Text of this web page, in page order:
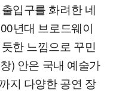
입구를 화려한 네
년대 브로드웨이
한 느낌으로 꾸민
) 안은 국내 예술가
지 다양한 공연 장